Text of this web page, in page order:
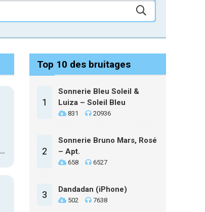
Sonnerie HMZ Ft. SDM – Toute la semaine
Top 10 des bruitages
1
Sonnerie Bleu Soleil &
Luiza – Soleil Bleu
831 20936
2
Sonnerie Bruno Mars, Rosé
– Apt.
658 6527
3 Dandadan (iPhone)
502 7638